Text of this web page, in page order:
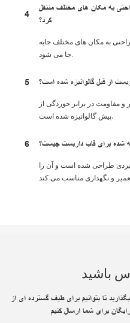
4
به مکان های مختلف منتقل
کرد؟
به مکان های مختلف جابه
جا می شود.
5 از قبل گالوانیزه شده است؟
و مقاومت در برابر خوردگی از
پیش گالوانیزه شده است.
6 شده برای قاب داربست چیست؟
طراحی شده است و آن را
باشید
تا بتوانیم برای طیف گسترده ای از